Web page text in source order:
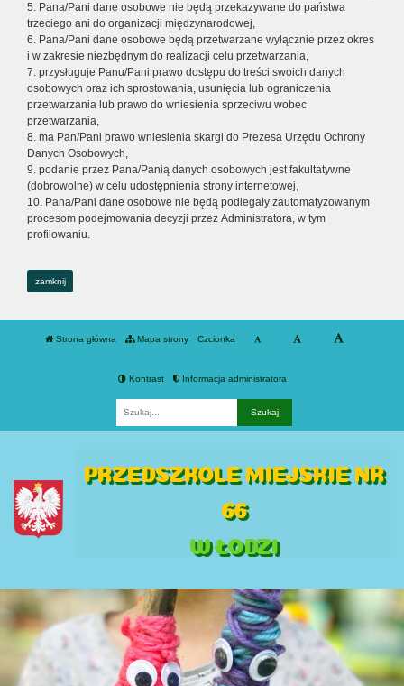
5. Pana/Pani dane osobowe nie będą przekazywane do państwa
trzeciego ani do organizacji międzynarodowej,
6. Pana/Pani dane osobowe będą przetwarzane wyłącznie przez okres
i w zakresie niezbędnym do realizacji celu przetwarzania,
7. przysługuje Panu/Pani prawo dostępu do treści swoich danych
osobowych oraz ich sprostowania, usunięcia lub ograniczenia
przetwarzania lub prawo do wniesienia sprzeciwu wobec
przetwarzania,
8. ma Pan/Pani prawo wniesienia skargi do Prezesa Urzędu Ochrony
Danych Osobowych,
9. podanie przez Pana/Panią danych osobowych jest fakultatywne
(dobrowolne) w celu udostępnienia strony internetowej,
10. Pana/Pani dane osobowe nie będą podlegały zautomatyzowanym
procesom podejmowania decyzji przez Administratora, w tym
profilowaniu.
zamknij
Strona główna Mapa strony Czcionka
Kontrast Informacja administratora
PRZEDSZKOLE MIEJSKIE NR
66
W ŁODZI